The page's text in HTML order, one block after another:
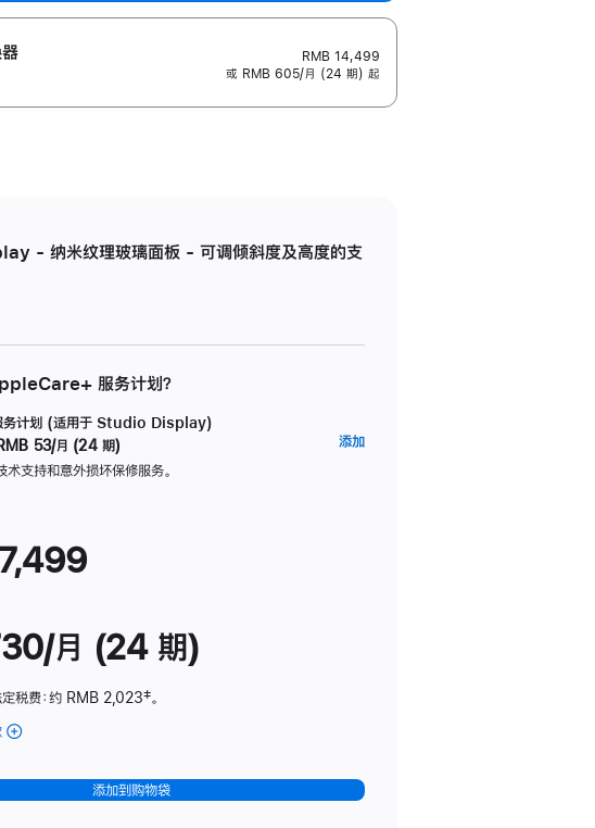
RMB 14,499
或 RMB 605/月 (24 期) 起
- 纳米纹理玻璃面板 - 可调倾斜度及高度的支
服务计划？
计划 (适用于 Studio Display)
RMB 53/月 (24 期)
支持和意外损坏保修服务。
添加
月 (24 期)
税费：约 RMB 2,023脚
‡。
(Studio
-
纳
添加到购物袋